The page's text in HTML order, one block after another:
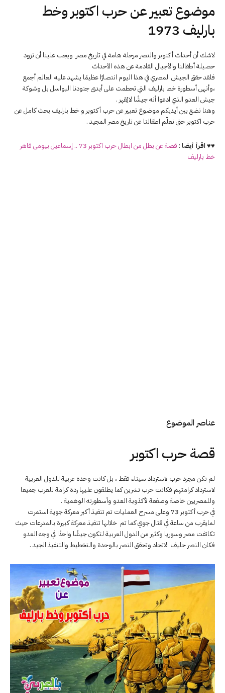
موضوع تعبير عن حرب اكتوبر وخط
بارليف 1973
لاشك أن أحداث أكتوبر والنصر مرحلة هامة في تاريخ مصر ويجب علينا أن نزود
حصيلة أطفالنا والأجيال القادمة عن هذه الأحداث
فلقد حقق الجيش المصري في هذا اليوم انتصارًا عظيمًا يشهد عليه العالم أجمع
،وأنهى أسطورة خط بارليف التي تحطمت على أيدى جنودنا البواسل بل وشوكة
جيش العدو الذي ادعوا أنه جيشًا لايُقهر .
وهنا نضع بين أيديكم موضوع تعبير عن حرب أكتوبر و خط بارليف بحث كامل عن
حرب اكتوبر حتى نعلّم اطفالنا عن تاريخ مصر المجيد .
♥♥ اقرأ أيضا :
قصة عن بطل من ابطال حرب اكتوبر 73 .. إسماعيل بيومى قاهر
خط بارليف
عناصر الموضوع
قصة حرب اكتوبر
لم تكن مجرد حرب لاسترداد سيناء فقط ، بل كانت وحدة عربية للدول العربية
لاسترداد كرامتهم فكانت حرب تشرين كما يطلقون عليها ردة كرامة للعرب جميعا
وللمصريين خاصة وصفعة لأكذوبة العدو وأسطورته الوهمية .
في حرب أكتوبر 73 وعلى مسرح العمليات تم تنفيذ أكبر معركة جوية استمرت
لمايقرب من ساعة في قتال جوي كما تم خلالها تنفيذ معركة كبيرة بالمدرعات حيث
تكاتفت مصر وسوريا وكثير من الدول العربية لتكون جيشًا واحدًا في وجه العدو
فكان النصر حليف الاتحاد وتحقق النصر بالوحدة والتخطيط والتنفيذ الجيد .